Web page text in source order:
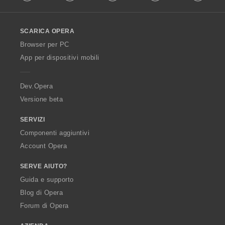
w
O
p
a
SCARICA OPERA
Browser per PC
App per dispositivi mobili
Dev.Opera
Versione beta
SERVIZI
Componenti aggiuntivi
Account Opera
SERVE AIUTO?
Guida e supporto
Blog di Opera
Forum di Opera